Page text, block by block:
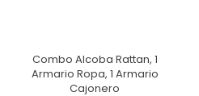
Combo Alcoba Rattan, 1
Armario Ropa, 1 Armario
Cajonero